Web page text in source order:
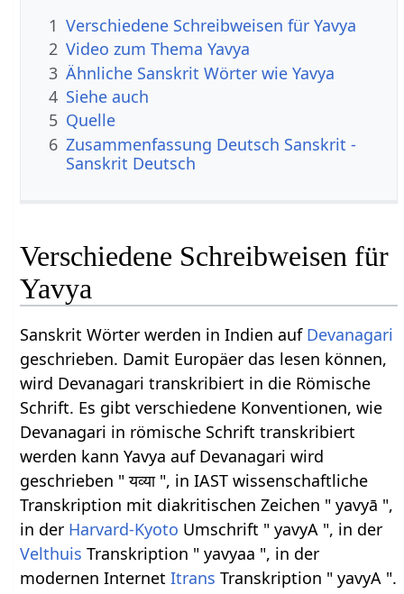
1 Verschiedene Schreibweisen für Yavya
2 Video zum Thema Yavya
3 Ähnliche Sanskrit Wörter wie Yavya
4 Siehe auch
5 Quelle
6 Zusammenfassung Deutsch Sanskrit -
Sanskrit Deutsch
Verschiedene Schreibweisen für
Yavya
Sanskrit Wörter werden in Indien auf Devanagari
geschrieben. Damit Europäer das lesen können,
wird Devanagari transkribiert in die Römische
Schrift. Es gibt verschiedene Konventionen, wie
Devanagari in römische Schrift transkribiert
werden kann Yavya auf Devanagari wird
geschrieben " यव्या ", in IAST wissenschaftliche
Transkription mit diakritischen Zeichen " yavyā ",
in der Harvard-Kyoto Umschrift " yavyA ", in der
Velthuis Transkription " yavyaa ", in der
modernen InternetItrans Transkription " yavyA ".